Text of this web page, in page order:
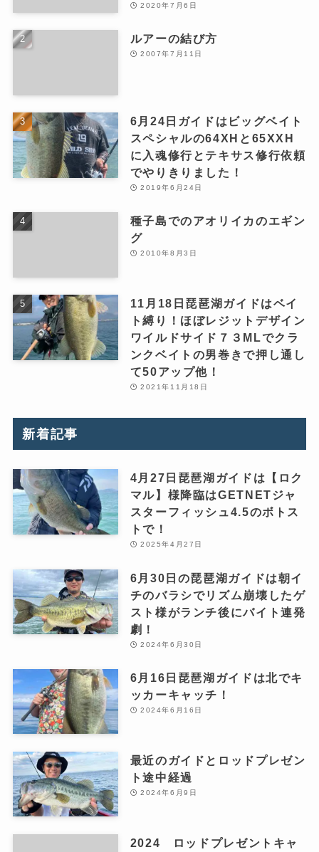
2020年7月6日
ルアーの結び方
2007年7月11日
6月24日ガイドはビッグベイト
スペシャルの64XHと65XXH
に入魂修行とテキサス修行依頼
でやりきりました！
2019年6月24日
種子島でのアオリイカのエギン
グ
2010年8月3日
11月18日琵琶湖ガイドはベイ
ト縛り！ほぼレジットデザイン
ワイルドサイド７３MLでクラ
ンクベイトの男巻きで押し通し
て50アップ他！
2021年11月18日
新着記事
4月27日琵琶湖ガイドは【ロク
マル】様降臨はGETNETジャ
スターフィッシュ4.5のボトス
トで！
2025年4月27日
6月30日の琵琶湖ガイドは朝イ
チのバラシでリズム崩壊したゲ
スト様がランチ後にバイト連発
劇！
2024年6月30日
6月16日琵琶湖ガイドは北でキ
ッカーキャッチ！
2024年6月16日
最近のガイドとロッドプレゼン
ト途中経過
2024年6月9日
2024 ロッドプレゼントキャ